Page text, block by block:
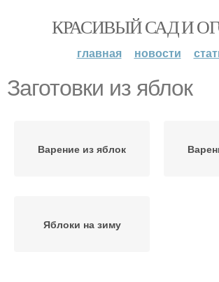
КРАСИВЫЙ САД И
главная новости
Заготовки из яблок
Варение из яблок
Яблоки на зиму